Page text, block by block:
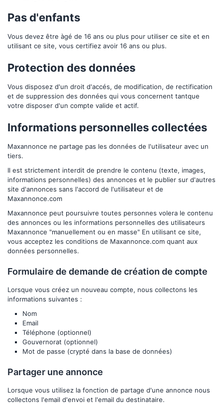
Pas d'enfants
Vous devez être àgé de 16 ans ou plus pour utiliser ce site et en
utilisant ce site, vous certifiez avoir 16 ans ou plus.
Protection des données
Vous disposez d'un droit d'accés, de modification, de rectification
et de suppression des données qui vous concernent tantque
votre disposer d'un compte valide et actif.
Informations personnelles collectées
Maxannonce ne partage pas les données de l'utilisateur avec un
tiers.
Il est strictement interdit de prendre le contenu (texte, images,
informations personnelles) des annonces et le publier sur d'autres
site d'annonces sans l'accord de l'utilisateur et de
Maxannonce.com
Maxannonce peut poursuivre toutes personnes volera le contenu
des annonces ou les informations personnelles des utilisateurs
Maxannonce "manuellement ou en masse" En utilisant ce site,
vous acceptez les conditions de Maxannonce.com quant aux
données personnelles.
Formulaire de demande de création de compte
Lorsque vous créez un nouveau compte, nous collectons les
informations suivantes :
Nom
Email
Téléphone (optionnel)
Gouvernorat (optionnel)
Mot de passe (crypté dans la base de données)
Partager une annonce
Lorsque vous utilisez la fonction de partage d'une annonce nous
collectons l'email d'envoi et l'email du destinataire.